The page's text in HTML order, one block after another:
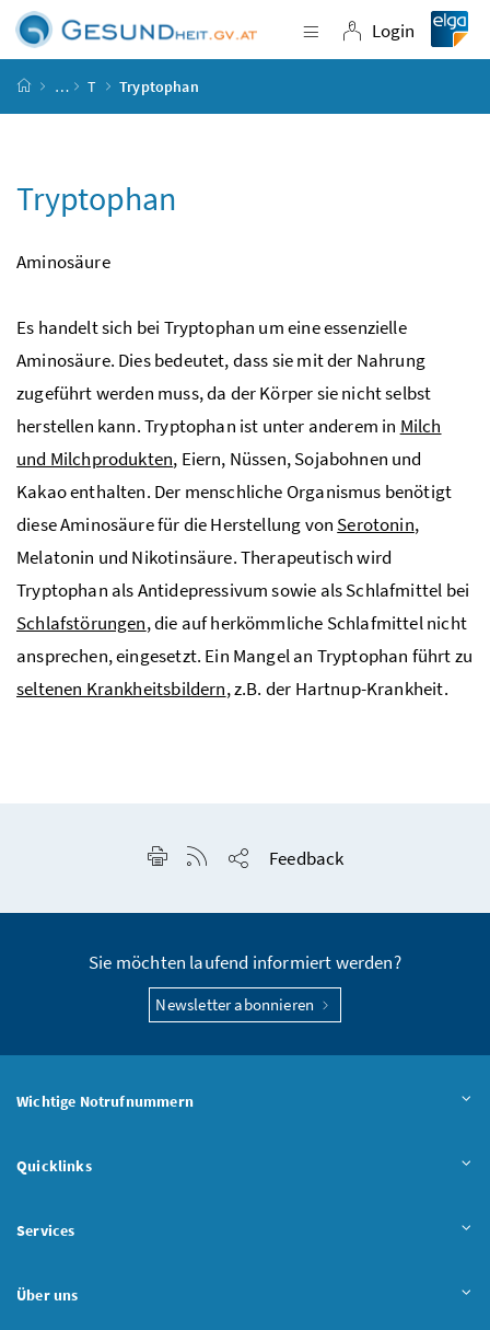
Zum Inhalt
Zum Hauptmenü
Zum Untermenü
Zur Suche
Navigation
Login
Login
Startseite
… T Tryptophan
Tryptophan
Aminosäure
Es handelt sich bei Tryptophan um eine essenzielle
Aminosäure. Dies bedeutet, dass sie mit der Nahrung
zugeführt werden muss, da der Körper sie nicht selbst
herstellen kann. Tryptophan ist unter anderem in Milch
und Milchprodukten, Eiern, Nüssen, Sojabohnen und
Kakao enthalten. Der menschliche Organismus benötigt
diese Aminosäure für die Herstellung von Serotonin,
Melatonin und Nikotinsäure. Therapeutisch wird
Tryptophan als Antidepressivum sowie als Schlafmittel bei
Schlafstörungen, die auf herkömmliche Schlafmittel nicht
ansprechen, eingesetzt. Ein Mangel an Tryptophan führt zu
seltenen Krankheitsbildern,z.B. der Hartnup-Krankheit.
Seite drucken
RSS-Feed anzeigen
Feedback
Sie möchten laufend informiert werden?
Newsletter abonnieren
Wichtige Notrufnummern
Quicklinks
Services
Über uns